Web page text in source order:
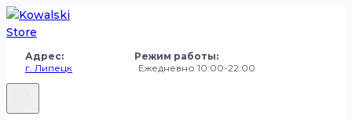
Перейти
к
Адрес: Режим работы:
г. Липецк Ежедневно 10:00-22:00